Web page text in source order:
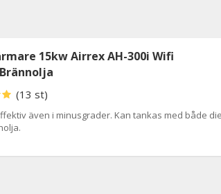
15kw Airrex AH-300i Wifi
(13 st)
även i minusgrader. Kan tankas med både